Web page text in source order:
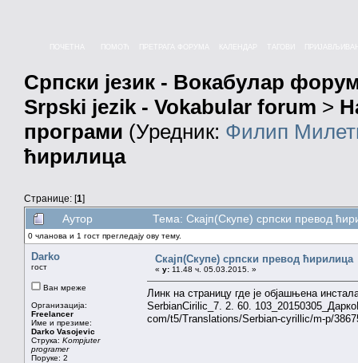
КАЛЕНДАР
Српски језик - Вокабулар
Srpski jezik - Vokabular forum >
програми (Уредник: Филип
ћирилица
Странице: [1]
Аутор Тема: Скајп(Скупе) српски превод
0 чланова и 1 гост прегледају ову тему.
Darko
гост
Ван мреже
Организација:
Freelancer
Име и презиме:
Darko Vasojevic
Струка: Kompjuter
programer
Поруке: 2
Скајп(Скупе) српски превод ћирилица
« у: 11.48 ч. 05.03.2015. »
Линк на страницу где је објашњена
SerbianCirilic_7. 2. 60.
com/t5/Translations/Serbian-cyrillic/m-p/